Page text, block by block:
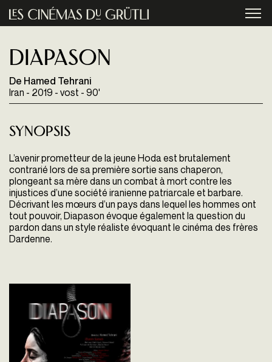
Aller au contenu principal
Diapason
De Hamed Tehrani
Iran - 2019 - vost - 90'
Synopsis
L’avenir prometteur de la jeune Hoda est brutalement
contrarié lors de sa première sortie sans chaperon,
plongeant sa mère dans un combat à mort contre les
injustices d’une société iranienne patriarcale et barbare.
Décrivant les mœurs d’un pays dans lequel les hommes ont
tout pouvoir, Diapason évoque également la question du
pardon dans un style réaliste évoquant le cinéma des frères
Dardenne.